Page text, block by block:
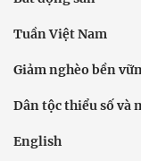
Tuần Việt Nam
Giảm nghèo bền
Dân tộc thiểu số và
English